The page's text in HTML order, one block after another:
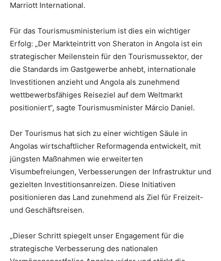
Marriott International.
Für das Tourismusministerium ist dies ein wichtiger
Erfolg: „Der Markteintritt von Sheraton in Angola ist ein
strategischer Meilenstein für den Tourismussektor, der
die Standards im Gastgewerbe anhebt, internationale
Investitionen anzieht und Angola als zunehmend
wettbewerbsfähiges Reiseziel auf dem Weltmarkt
positioniert“, sagte Tourismusminister Márcio Daniel.
Der Tourismus hat sich zu einer wichtigen Säule in
Angolas wirtschaftlicher Reformagenda entwickelt, mit
jüngsten Maßnahmen wie erweiterten
Visumbefreiungen, Verbesserungen der Infrastruktur und
gezielten Investitionsanreizen. Diese Initiativen
positionieren das Land zunehmend als Ziel für Freizeit-
und Geschäftsreisen.
„Dieser Schritt spiegelt unser Engagement für die
strategische Verbesserung des nationalen